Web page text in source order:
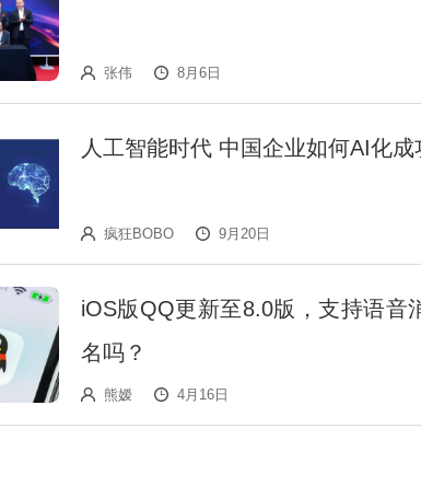
张伟 8月6日
人工智能时代 中国企业如何AI化成
疯狂BOBO 9月20日
iOS版QQ更新至8.0版，支持语音
名吗？
熊嫒 4月16日